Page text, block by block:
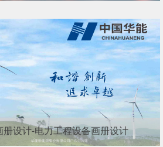
册设计-电力工程设备画册设计